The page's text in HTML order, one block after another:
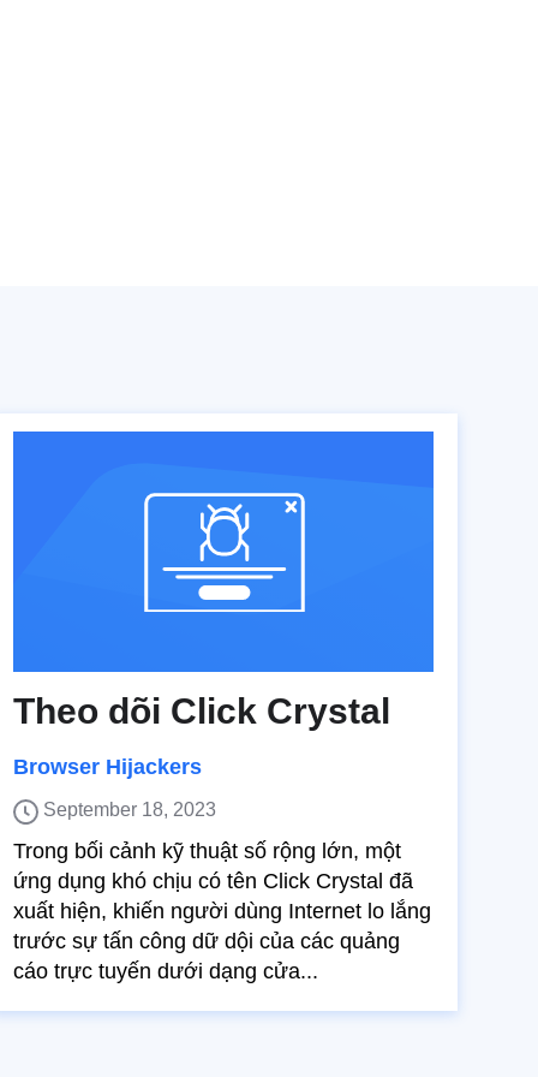
Theo dõi Click Crystal
Browser Hijackers
September 18, 2023
Trong bối cảnh kỹ thuật số rộng lớn, một
ứng dụng khó chịu có tên Click Crystal đã
xuất hiện, khiến người dùng Internet lo lắng
trước sự tấn công dữ dội của các quảng
cáo trực tuyến dưới dạng cửa...